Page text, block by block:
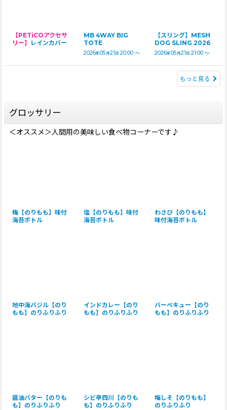
【PETiCOアクセサ
リー】
レインカバー
MB 4WAY BIG
TOTE
2026年05 月21 日 20:00 ～
【スリング】MESH
DOG SLING 2026
2026年05月21 日 21:00 ～
もっと見る
グロッサリー
＜オススメ＞人間用の美味しい食べ物コーナーです♪
梅【のりもも】味付
海苔ボトル
塩【のりもも】味付
海苔ボトル
わさび【のりもも】
味付海苔ボトル
地中海バジル【のり
もも】のりふりふり
インドカレー【のり
もも】のりふりふり
バーベキュー【のり
もも】のりふりふり
醤油バター【のりも
も】のりふりふり
シビ辛四川【のりも
も】のりふりふり
梅しそ【のりもも】
のりふりふり